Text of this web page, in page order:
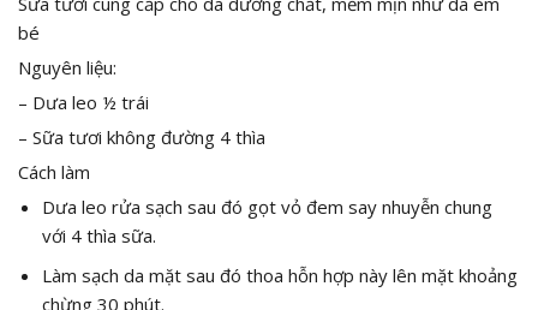
bé
Nguyên liệu:
– Dưa leo ½ trái
– Sữa tươi không đường 4 thìa
Cách làm
Dưa leo rửa sạch sau đó gọt vỏ đem say nhuyễn chung
với 4 thìa sữa.
Làm sạch da mặt sau đó thoa hỗn hợp này lên mặt khoảng
chừng 30 phút.